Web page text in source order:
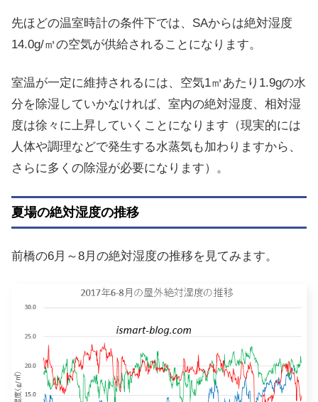
先ほどの温室時計の条件下では、SAからは絶対湿度
14.0g/㎥の空気が供給されることになります。
室温が一定に維持されるには、空気1㎥あたり1.9gの水
分を除湿していかなければ、室内の絶対湿度、相対湿
度は徐々に上昇していくことになります（現実的には
人体や調理などで発生する水蒸気も加わりますから、
さらに多くの除湿が必要になります）。
夏場の絶対湿度の推移
前橋の6月～8月の絶対湿度の推移を見てみます。